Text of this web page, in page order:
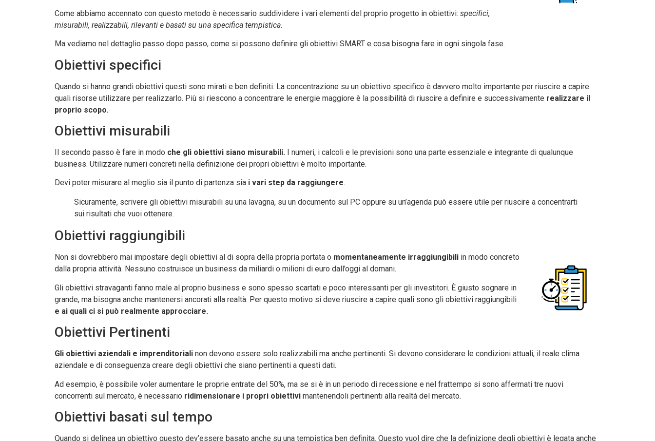
Come abbiamo accennato con questo metodo è necessario suddividere i vari elementi del proprio progetto in obiettivi: specifici,
misurabili, realizzabili, rilevanti e basati su una specifica tempistica.
Ma vediamo nel dettaglio passo dopo passo, come si possono definire gli obiettivi SMART e cosa bisogna fare in ogni singola fase.
Obiettivi specifici
Quando si hanno grandi obiettivi questi sono mirati e ben definiti. La concentrazione su un obiettivo specifico è davvero molto importante per riuscire a capire
quali risorse utilizzare per realizzarlo. Più si riescono a concentrare le energie maggiore è la possibilità di riuscire a definire e successivamente realizzare il
proprio scopo.
Obiettivi misurabili
Il secondo passo è fare in modo che gli obiettivi siano misurabili. I numeri, i calcoli e le previsioni sono una parte essenziale e integrante di qualunque
business. Utilizzare numeri concreti nella definizione dei propri obiettivi è molto importante.
Devi poter misurare al meglio sia il punto di partenza sia i vari step da raggiungere.
Sicuramente, scrivere gli obiettivi misurabili su una lavagna, su un documento sul PC oppure su un’agenda può essere utile per riuscire a concentrarti
sui risultati che vuoi ottenere.
Obiettivi raggiungibili
Non si dovrebbero mai impostare degli obiettivi al di sopra della propria portata o momentaneamente irraggiungibili in modo concreto
dalla propria attività. Nessuno costruisce un business da miliardi o milioni di euro dall’oggi al domani.
Gli obiettivi stravaganti fanno male al proprio business e sono spesso scartati e poco interessanti per gli investitori. È giusto sognare in
grande, ma bisogna anche mantenersi ancorati alla realtà. Per questo motivo si deve riuscire a capire quali sono gli obiettivi raggiungibili
e ai quali ci si può realmente approcciare.
Obiettivi Pertinenti
Gli obiettivi aziendali e imprenditoriali non devono essere solo realizzabili ma anche pertinenti. Si devono considerare le condizioni attuali, il reale clima
aziendale e di conseguenza creare degli obiettivi che siano pertinenti a questi dati.
Ad esempio, è possibile voler aumentare le proprie entrate del 50%, ma se si è in un periodo di recessione e nel frattempo si sono affermati tre nuovi
concorrenti sul mercato, è necessario ridimensionare i propri obiettivi mantenendoli pertinenti alla realtà del mercato.
Obiettivi basati sul tempo
Quando si delinea un obiettivo questo dev’essere basato anche su una tempistica ben definita. Questo vuol dire che la definizione degli obiettivi è legata anche